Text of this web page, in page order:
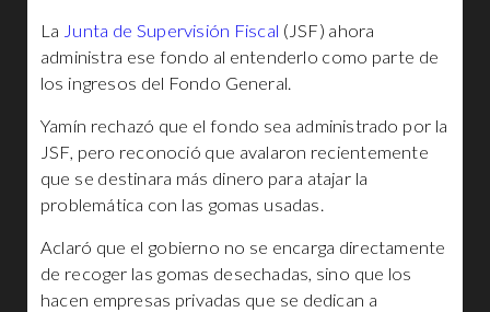
La Junta de Supervisión Fiscal (JSF) ahora
administra ese fondo al entenderlo como parte de
los ingresos del Fondo General.
Yamín rechazó que el fondo sea administrado por la
JSF, pero reconoció que avalaron recientemente
que se destinara más dinero para atajar la
problemática con las gomas usadas.
Aclaró que el gobierno no se encarga directamente
de recoger las gomas desechadas, sino que los
hacen empresas privadas que se dedican a